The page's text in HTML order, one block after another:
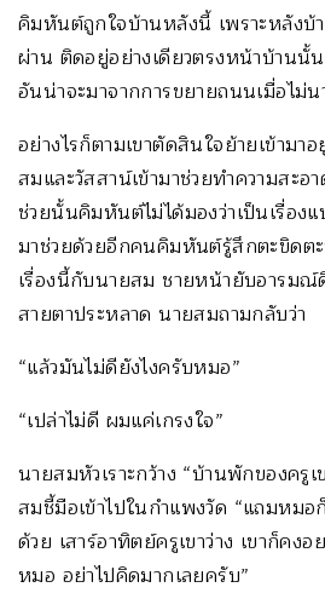
คิมหันต์ถูกใจบ้านหลังนี้ เพราะหลังบ้
ผ่าน ติดอยู่อย่างเดียวตรงหน้าบ้านนั้
อันน่าจะมาจากการขยายถนนเมื่อไม่
อย่างไรก็ตามเขาตัดสินใจย้ายเข้ามา
สมและวัสสาน์เข้ามาช่วยทำความสะอ
ช่วยนั้นคิมหันต์ไม่ได้มองว่าเป็นเรื่อง
มาช่วยด้วยอีกคนคิมหันต์รู้สึกตะขิดตะ
เรื่องนี้กับนายสม ชายหน้ายับอารมณ์
สายตาประหลาด นายสมถามกลับว่า
“แล้วมันไม่ดียังไงครับหมอ”
“เปล่าไม่ดี ผมแค่เกรงใจ”
นายสมหัวเราะกว้าง “บ้านพักของครู
สมชี้มือเข้าไปในกำแพงวัด “แถมหมอ
ด้วย เสาร์อาทิตย์ครูเขาว่าง เขาก็คง
หมอ อย่าไปคิดมากเลยครับ”